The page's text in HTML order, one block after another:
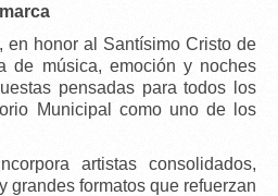
, en honor al Santísimo Cristo de
de música, emoción y noches
pensadas para todos los
Municipal
como uno de los
artistas consolidados,
grandes formatos que refuerzan